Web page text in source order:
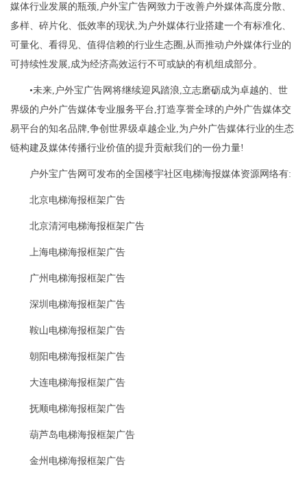
媒体行业发展的瓶颈,户外宝广告网致力于改善户外媒体高度分散、
多样、碎片化、低效率的现状,为户外媒体行业搭建一个有标准化、
可量化、看得见、值得信赖的行业生态圈,从而推动户外媒体行业的
可持续性发展,成为经济高效运行不可或缺的有机组成部分。
•未来,户外宝广告网将继续迎风踏浪,立志磨砺成为卓越的、世
界级的户外广告媒体专业服务平台,打造享誉全球的户外广告媒体交
易平台的知名品牌,争创世界级卓越企业,为户外广告媒体行业的生态
链构建及媒体传播行业价值的提升贡献我们的一份力量!
户外宝广告网可发布的全国楼宇社区电梯海报媒体资源网络有:
北京电梯海报框架广告
北京清河电梯海报框架广告
上海电梯海报框架广告
广州电梯海报框架广告
深圳电梯海报框架广告
鞍山电梯海报框架广告
朝阳电梯海报框架广告
大连电梯海报框架广告
抚顺电梯海报框架广告
葫芦岛电梯海报框架广告
金州电梯海报框架广告